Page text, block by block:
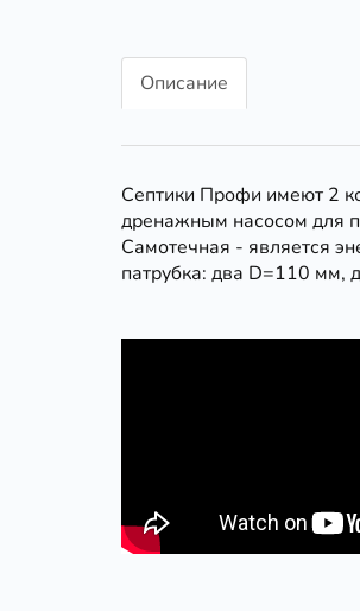
Описание
Септики Профи имеют 2
дренажным насосом для
Самотечная - является
патрубка: два D=110 мм,